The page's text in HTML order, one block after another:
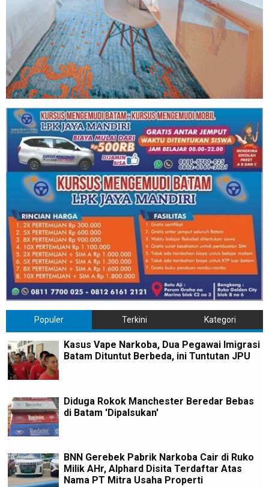
Populer Terkini Kategori
Kasus Vape Narkoba, Dua Pegawai Imigrasi
Batam Dituntut Berbeda, ini Tuntutan JPU
Diduga Rokok Manchester Beredar Bebas
di Batam 'Dipalsukan'
BNN Gerebek Pabrik Narkoba Cair di Ruko
Milik AHr, Alphard Disita Terdaftar Atas
Nama PT Mitra Usaha Properti